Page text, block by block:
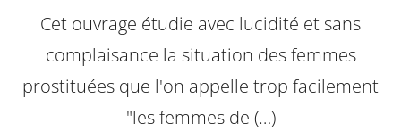
Cet ouvrage étudie avec lucidité et sans
complaisance la situation des femmes
prostituées que l'on appelle trop facilement
"les femmes de (…)